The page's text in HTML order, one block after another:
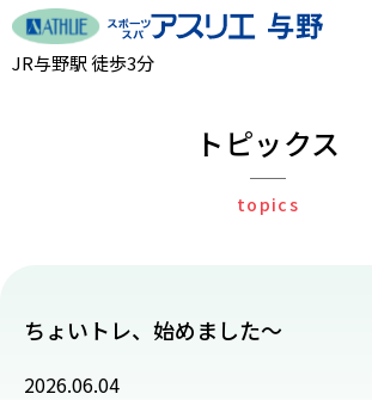
JR与野駅 徒歩3分
トピックス
topics
ちょいトレ、始めました～
2026.06.04